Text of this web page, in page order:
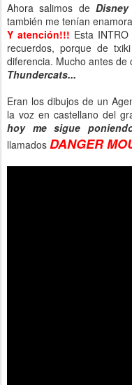
Ahora salimos de
también me tenían
Y atención!!! Esta
recuerdos, porque de
diferencia. Mucho antes de
Thundercats...
Eran los dibujos de un
la voz en castellano del
hoy me sigue
llamados DANGER